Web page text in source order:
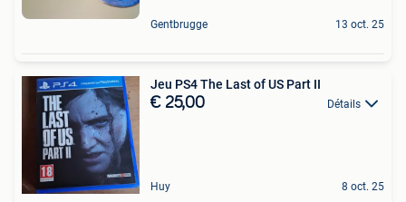
Gentbrugge 13 oct. 25
Jeu PS4 The Last of US Part II
€ 25,00 Détails
Huy 8 oct. 25